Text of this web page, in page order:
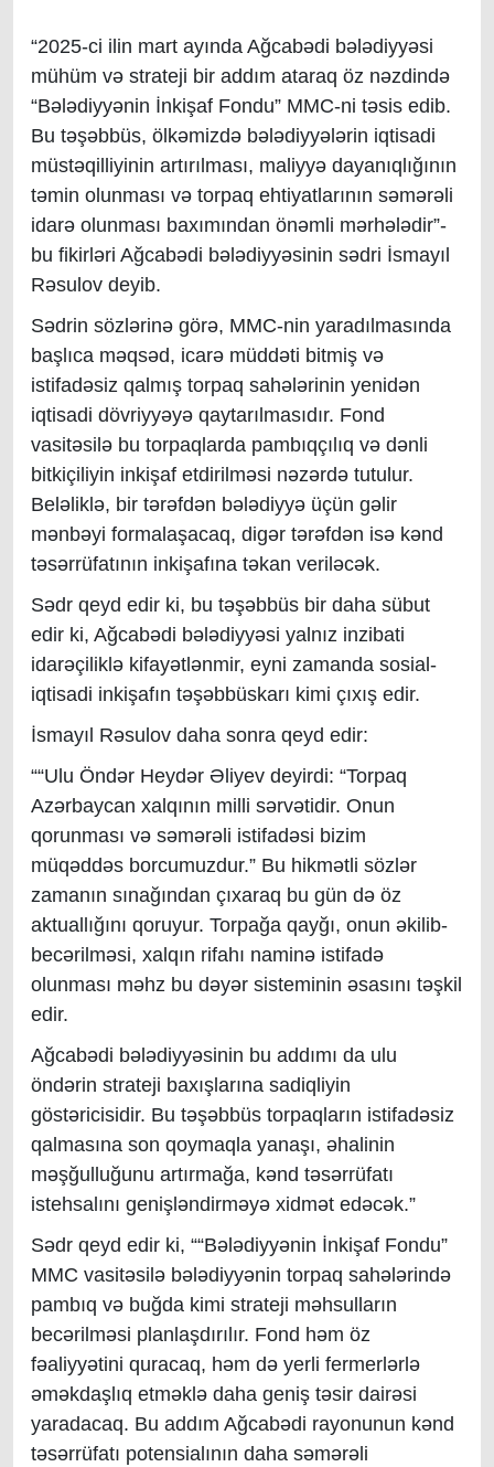
“2025-ci ilin mart ayında Ağcabədi bələdiyyəsi
mühüm və strateji bir addım ataraq öz nəzdində
“Bələdiyyənin İnkişaf Fondu” MMC-ni təsis edib.
Bu təşəbbüs, ölkəmizdə bələdiyyələrin iqtisadi
müstəqilliyinin artırılması, maliyyə dayanıqlığının
təmin olunması və torpaq ehtiyatlarının səmərəli
idarə olunması baxımından önəmli mərhələdir”-
bu fikirləri Ağcabədi bələdiyyəsinin sədri İsmayıl
Rəsulov deyib.
Sədrin sözlərinə görə, MMC-nin yaradılmasında
başlıca məqsəd, icarə müddəti bitmiş və
istifadəsiz qalmış torpaq sahələrinin yenidən
iqtisadi dövriyyəyə qaytarılmasıdır. Fond
vasitəsilə bu torpaqlarda pambıqçılıq və dənli
bitkiçiliyin inkişaf etdirilməsi nəzərdə tutulur.
Beləliklə, bir tərəfdən bələdiyyə üçün gəlir
mənbəyi formalaşacaq, digər tərəfdən isə kənd
təsərrüfatının inkişafına təkan veriləcək.
Sədr qeyd edir ki, bu təşəbbüs bir daha sübut
edir ki, Ağcabədi bələdiyyəsi yalnız inzibati
idarəçiliklə kifayətlənmir, eyni zamanda sosial-
iqtisadi inkişafın təşəbbüskarı kimi çıxış edir.
İsmayıl Rəsulov daha sonra qeyd edir:
““Ulu Öndər Heydər Əliyev deyirdi: “Torpaq
Azərbaycan xalqının milli sərvətidir. Onun
qorunması və səmərəli istifadəsi bizim
müqəddəs borcumuzdur.” Bu hikmətli sözlər
zamanın sınağından çıxaraq bu gün də öz
aktuallığını qoruyur. Torpağa qayğı, onun əkilib-
becərilməsi, xalqın rifahı naminə istifadə
olunması məhz bu dəyər sisteminin əsasını təşkil
edir.
Ağcabədi bələdiyyəsinin bu addımı da ulu
öndərin strateji baxışlarına sadiqliyin
göstəricisidir. Bu təşəbbüs torpaqların istifadəsiz
qalmasına son qoymaqla yanaşı, əhalinin
məşğulluğunu artırmağa, kənd təsərrüfatı
istehsalını genişləndirməyə xidmət edəcək.”
Sədr qeyd edir ki, ““Bələdiyyənin İnkişaf Fondu”
MMC vasitəsilə bələdiyyənin torpaq sahələrində
pambıq və buğda kimi strateji məhsulların
becərilməsi planlaşdırılır. Fond həm öz
fəaliyyətini quracaq, həm də yerli fermerlərlə
əməkdaşlıq etməklə daha geniş təsir dairəsi
yaradacaq. Bu addım Ağcabədi rayonunun kənd
təsərrüfatı potensialının daha səmərəli